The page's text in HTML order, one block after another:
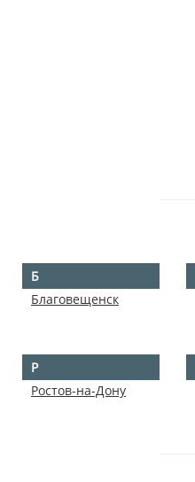
Б
Благовещенск
Р
Ростов-на-Дону